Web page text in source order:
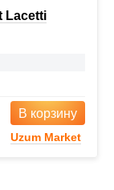
Lacetti
В корзину
Uzum Market